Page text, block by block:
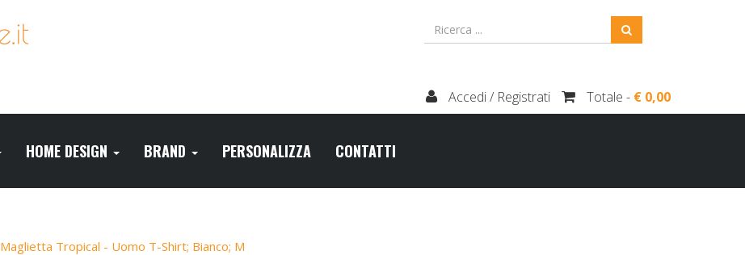
Accedi / Registrati Totale - € 0,00
HOME DESIGN BRAND PERSONALIZZA CONTATTI
Maglietta Tropical - Uomo T-Shirt; Bianco; M